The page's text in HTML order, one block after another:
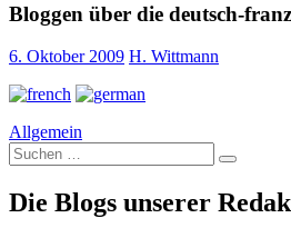
Bloggen über die deutsch-
6. Oktober 2009 H. Wittmann
Allgemein
Suche
nach:
Die Blogs unserer